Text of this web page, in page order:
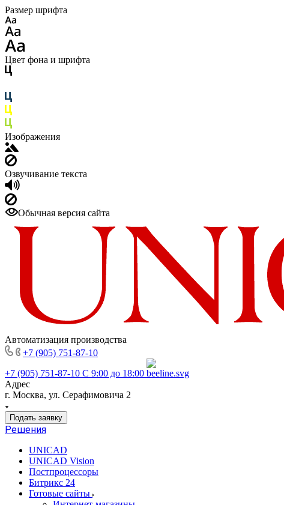
Размер шрифта
Цвет фона и шрифта
Изображения
Озвучивание текста
Обычная версия сайта
Автоматизация производства
+7 (905) 751-87-10
+7 (905) 751-87-10 С 9:00 до 18:00
Адрес
г. Москва, ул. Серафимовича 2
Подать заявку
Решения
UNICAD
UNICAD Vision
Постпроцессоры
Битрикс 24
Готовые сайты